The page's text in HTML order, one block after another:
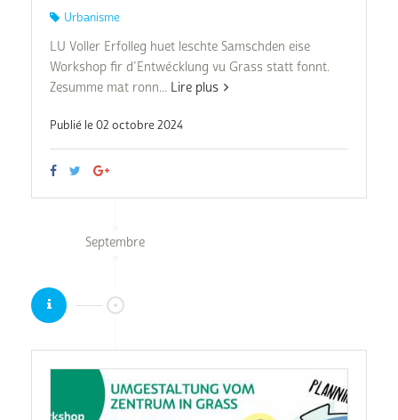
Urbanisme
LU Voller Erfolleg huet leschte Samschden eise
Workshop fir d’Entwécklung vu Grass statt fonnt.
Zesumme mat ronn... Lire plus
Publié le 02 octobre 2024
Septembre